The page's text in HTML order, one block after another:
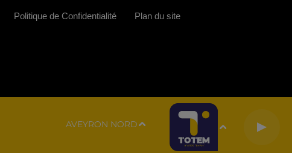
AVEYRON NORD
Politique de Confidentialité Plan du site